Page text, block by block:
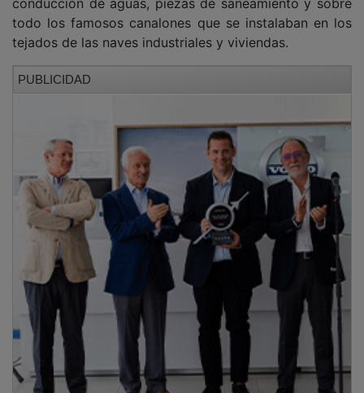
detectó que el amianto era una sustancia muy
perjudicial para los trabajadores, afectándoles
principalmente al aparato circulatorio. Fue una de las
causas de que muchos empleados que estaban en
contacto directo con el amianto falleciesen antes de
su jubilación con graves enfermedades como la
asbestosis y el cáncer de pulmón. En 1981 se producía
el cierre total de la empresa de Fibrocementos
Castilla, tras más de cincuenta años de productividad.
En la actualidad las antiguas naves de la Pizarrita son
utilizadas por la empresa Quicesa, dedicada a la
fabricación de productos higiénicos del hogar, así
como todo tipo de materiales para la desinfección de
las aguas de las piscinas.